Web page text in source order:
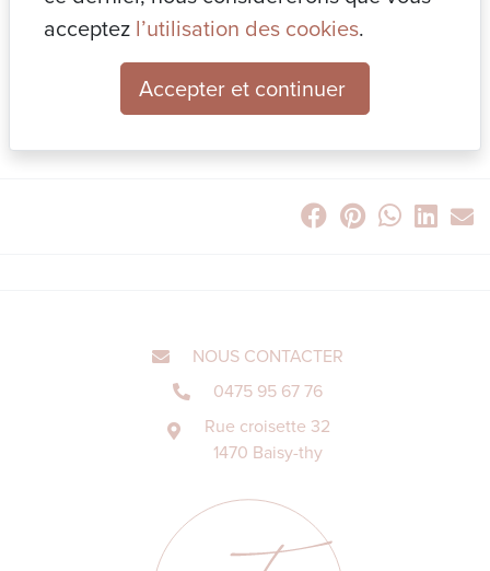
DECO|Non classé| 19 mars 2024
#témoingnagesclients#jaimemontravail❤️
NOUS CONTACTER
0475 95 67 76
Rue croisette 32
1470 Baisy-thy
acceptez l’utilisation des cookies.
Accepter et continuer